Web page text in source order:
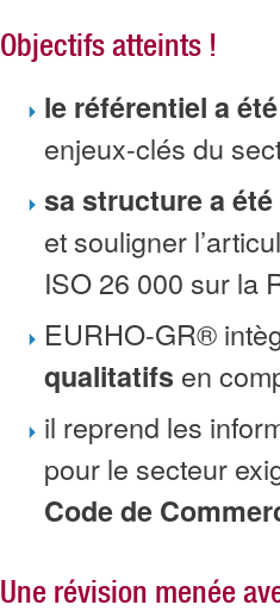
Objectifs atteints !
le référentiel a
enjeux-clés du
sa structure a
et souligner
ISO 26 000 sur la
EURHO-GR®
qualitatifs en
il reprend les
pour le secteur
Code de
Une révision menée